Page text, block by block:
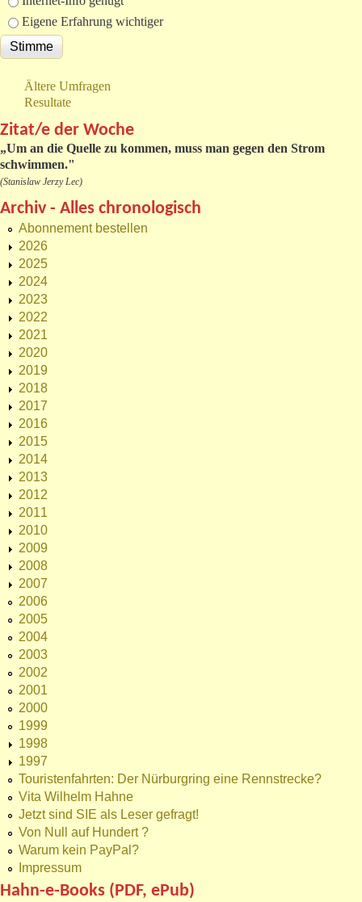
Eigene Erfahrung wichtiger
Ältere Umfragen
Resultate
Zitat/e der Woche
„Um an die Quelle zu kommen, muss man gegen den Strom
schwimmen."
(Stanislaw Jerzy Lec)
Archiv - Alles chronologisch
Abonnement bestellen
2026
2025
2024
2023
2022
2021
2020
2019
2018
2017
2016
2015
2014
2013
2012
2011
2010
2009
2008
2007
2006
2005
2004
2003
2002
2001
2000
1999
1998
1997
Touristenfahrten: Der Nürburgring eine Rennstrecke?
Vita Wilhelm Hahne
Jetzt sind SIE als Leser gefragt!
Von Null auf Hundert ?
Warum kein PayPal?
Impressum
Hahn-e-Books (PDF, ePub)